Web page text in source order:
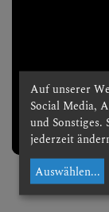
Auf unserer
Social Media,
und Sonstiges.
jederzeit
Auswählen...